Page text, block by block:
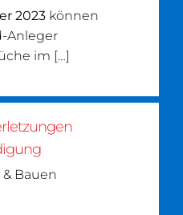
2023 können
Anleger
im […]
& Bauen